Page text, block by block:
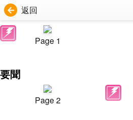
返回
Page 1
要聞
Page 2